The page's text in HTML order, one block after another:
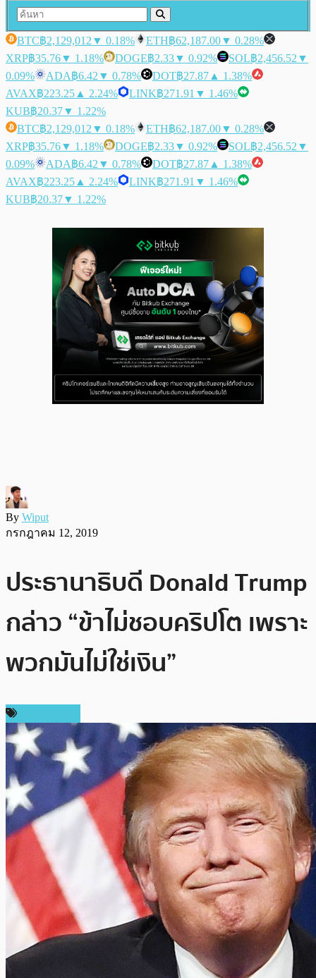
BTC฿2,129,012 ▼ 0.18% ETH฿62,187.00▼ 0.28%
XRP฿35.76▼ 1.18% DOGE฿2.33▼ 0.92% SOL฿2,456.52 ▼
0.09%
ADA฿6.42 ▼ 0.78% DOT฿27.87 ▲ 1.38%
AVAX฿223.25 ▲ 2.24% LINK฿271.91 ▼ 1.46%
KUB฿20.37▼ 1.22%
BTC฿2,129,012 ▼ 0.18% ETH฿62,187.00▼ 0.28%
XRP฿35.76▼ 1.18% DOGE฿2.33▼ 0.92% SOL฿2,456.52 ▼
0.09%
ADA฿6.42 ▼ 0.78% DOT฿27.87 ▲ 1.38%
AVAX฿223.25 ▲ 2.24% LINK฿271.91 ▼ 1.46%
KUB฿20.37▼ 1.22%
By Wiput
กรกฎาคม 12, 2019
ประธานาธิบดี Donald Trump
กล่าว “ข้าไม่ชอบคริปโต เพราะ
พวกมันไม่ใช่เงิน”